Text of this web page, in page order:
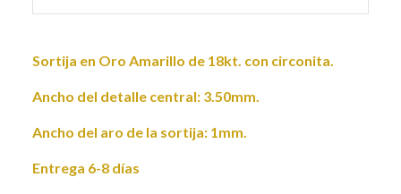
Sortija en Oro Amarillo de 18kt. con circonita.
Ancho del detalle central: 3.50mm.
Ancho del aro de la sortija: 1mm.
Entrega 6-8 días